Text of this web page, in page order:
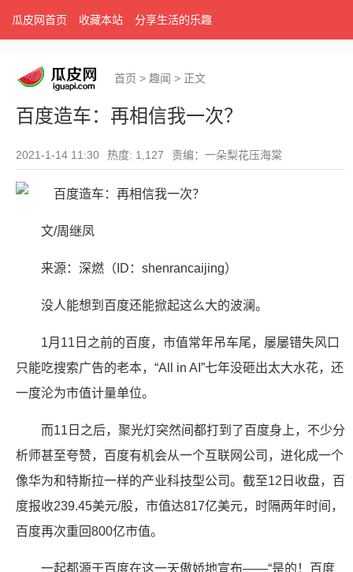
瓜皮网首页 收藏本站 分享生活的乐趣
首页 > 趣闻 > 正文
百度造车：再相信我一次？
2021-1-14 11:30 热度: 1,127 责编：一朵梨花压海棠
文/周继凤
来源：深燃（ID：shenrancaijing）
没人能想到百度还能掀起这么大的波澜。
1月11日之前的百度，市值常年吊车尾，屡屡错失风口
只能吃搜索广告的老本，“All in AI”七年没砸出太大水花，还
一度沦为市值计量单位。
而11日之后，聚光灯突然间都打到了百度身上，不少分
析师甚至夸赞，百度有机会从一个互联网公司，进化成一个
像华为和特斯拉一样的产业科技型公司。截至12日收盘，百
度报收239.45美元/股，市值达817亿美元，时隔两年时间，
百度再次重回800亿市值。
一起都源于百度在这一天傲娇地宣布——“是的！百度